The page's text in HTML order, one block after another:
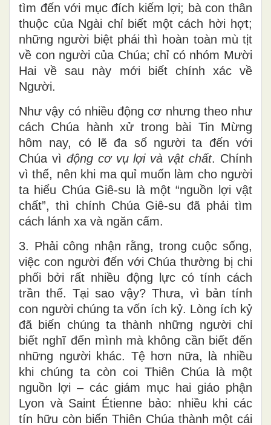
tìm đến với mục đích kiếm lợi; bà con thân
thuộc của Ngài chỉ biết một cách hời hợt;
những người biệt phái thì hoàn toàn mù tịt
về con người của Chúa; chỉ có nhóm Mười
Hai về sau này mới biết chính xác về
Người.
Như vậy có nhiều động cơ nhưng theo như
cách Chúa hành xử trong bài Tin Mừng
hôm nay, có lẽ đa số người ta đến với
Chúa vì động cơ vụ lợi và vật chất. Chính
vì thế, nên khi ma quỉ muốn làm cho người
ta hiểu Chúa Giê-su là một “nguồn lợi vật
chất”, thì chính Chúa Giê-su đã phải tìm
cách lánh xa và ngăn cấm.
3. Phải công nhận rằng, trong cuộc sống,
việc con người đến với Chúa thường bị chi
phối bởi rất nhiều động lực có tính cách
trần thế. Tại sao vậy? Thưa, vì bản tính
con người chúng ta vốn ích kỷ. Lòng ích kỷ
đã biến chúng ta thành những người chỉ
biết nghĩ đến mình mà không cần biết đến
những người khác. Tệ hơn nữa, là nhiều
khi chúng ta còn coi Thiên Chúa là một
nguồn lợi – các giám mục hai giáo phận
Lyon và Saint Étienne bảo: nhiều khi các
tín hữu còn biến Thiên Chúa thành một cái